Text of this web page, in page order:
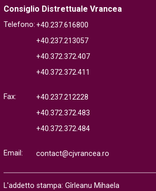
Consiglio Distrettuale Vrancea
Telefono: +40.237.616800
+40.237.213057
+40.372.372.407
+40.372.372.411
Fax:
+40.237.212228
+40.372.372.483
+40.372.372.484
Email: contact@cjvrancea.ro
L'addetto stampa: Gîrleanu Mihaela